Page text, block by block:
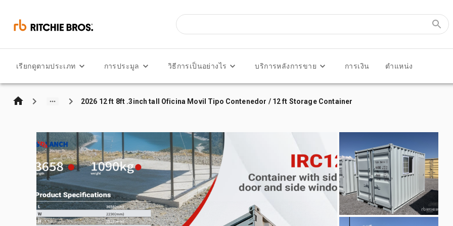
เรียกดูตามประเภท การประมูล วิธีการเป็นอย่างไร บริการหลังการขาย การเงิน ตำแหน่ง
2026 12 ft 8ft .3inch tall Oficina Movil Tipo Contenedor / 12 ft Storage Container